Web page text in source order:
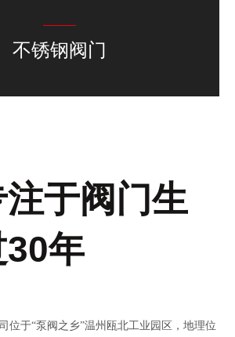
不锈钢阀门
于阀门生
30年
位于“泵阀之乡”温州瓯北工业园区，地理位